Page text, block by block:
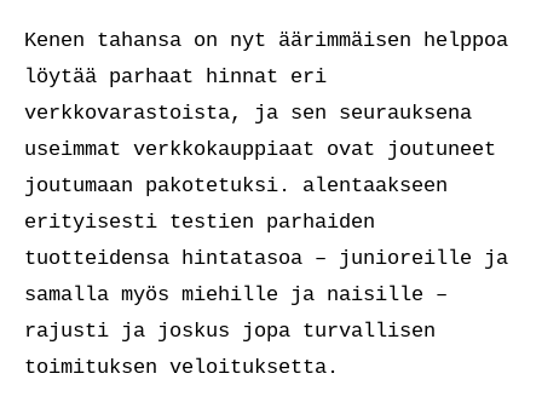
Kenen tahansa on nyt äärimmäisen helppoa
löytää parhaat hinnat eri
verkkovarastoista, ja sen seurauksena
useimmat verkkokauppiaat ovat joutuneet
joutumaan pakotetuksi. alentaakseen
erityisesti testien parhaiden
tuotteidensa hintatasoa – junioreille ja
samalla myös miehille ja naisille –
rajusti ja joskus jopa turvallisen
toimituksen veloituksetta.